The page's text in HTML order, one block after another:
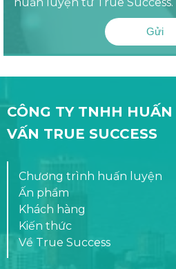
Gửi
CÔNG TY TNHH
VẤN TRUE SUCCESS
Chương trình huấn luyện
Ấn phẩm
Khách hàng
Kiến thức
Về True Success